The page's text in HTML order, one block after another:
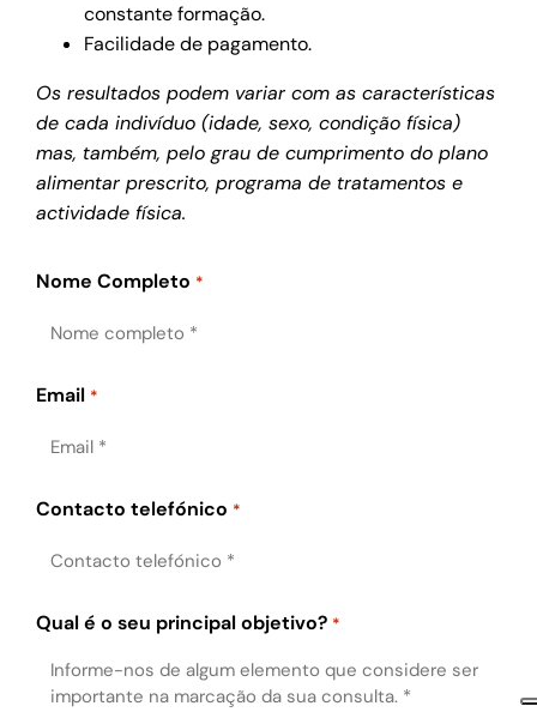
constante formação.
Facilidade de pagamento.
Os resultados podem variar com as características
de cada indivíduo (idade, sexo, condição física)
mas, também, pelo grau de cumprimento do plano
alimentar prescrito, programa de tratamentos e
actividade física.
Nome Completo *
Email *
Contacto telefónico *
Qual é o seu principal objetivo? *